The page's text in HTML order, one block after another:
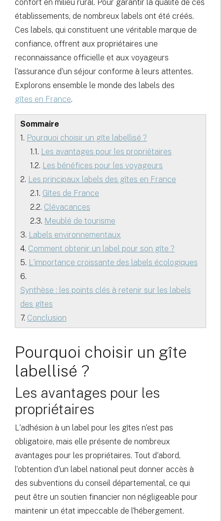
confort en milieu rural. Pour garantir la qualité de ces
établissements, de nombreux labels ont été créés.
Ces labels, qui constituent une véritable marque de
confiance, offrent aux propriétaires une
reconnaissance officielle et aux voyageurs
l'assurance d'un séjour conforme à leurs attentes.
Explorons ensemble le monde des labels des
gîtes en France.
Sommaire
1. Pourquoi choisir un gîte labellisé ?
1.1. Les avantages pour les propriétaires
1.2. Les bénéfices pour les voyageurs
2. Les principaux labels des gîtes en France
2.1. Gîtes de France
2.2. Clévacances
2.3. Meublé de tourisme
3. Labels environnementaux
4. Comment obtenir un label pour son gîte ?
5. L'importance croissante des labels écologiques
6.
Synthèse : les points clés à retenir sur les labels
des gîtes
7. Conclusion
Pourquoi choisir un gîte
labellisé ?
Les avantages pour les
propriétaires
L'adhésion à un label pour les gîtes n'est pas
obligatoire, mais elle présente de nombreux
avantages pour les propriétaires. Tout d'abord,
l'obtention d'un label national peut donner accès à
des subventions du conseil départemental, ce qui
peut être un soutien financier non négligeable pour
maintenir un état impeccable de l'hébergement.